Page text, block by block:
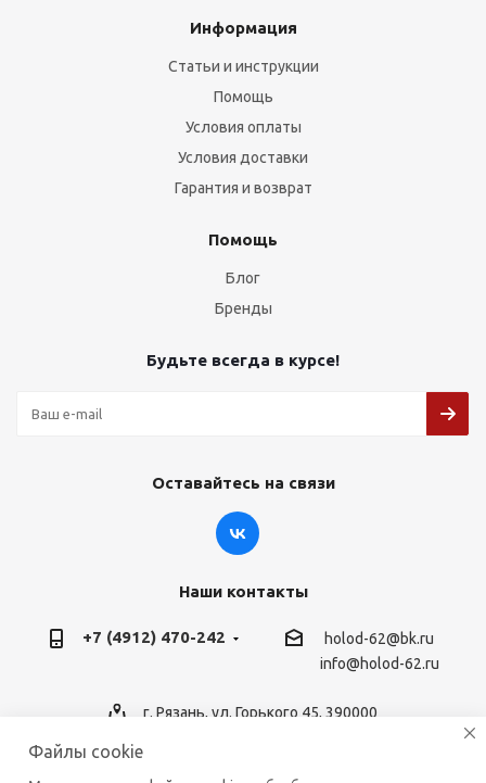
Информация
Статьи и инструкции
Помощь
Условия оплаты
Условия доставки
Гарантия и возврат
Помощь
Блог
Бренды
Будьте всегда в курсе!
Оставайтесь на связи
Наши контакты
+7 (4912) 470-242
holod-62@bk.ru
info@holod-62.ru
г. Рязань, ул. Горького 45, 390000
Файлы cookie